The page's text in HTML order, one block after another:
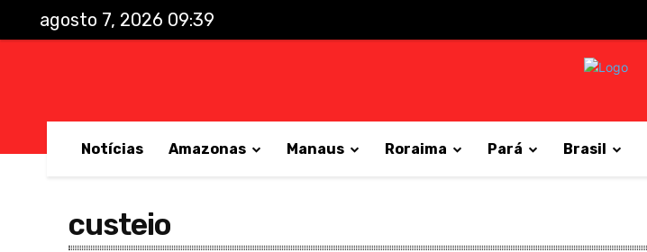
agosto 7, 2026 09:39
Notícias Amazonas Manaus Roraima Pará Brasil
custeio